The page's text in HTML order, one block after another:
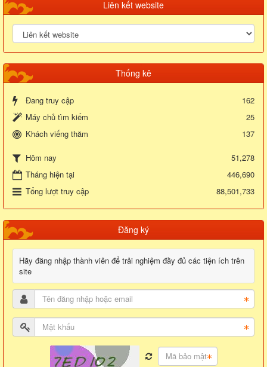
Liên kết website
Thống kê
Đang truy cập
162
Máy chủ tìm kiếm
25
Khách viếng thăm
137
Hôm nay
51,278
Tháng hiện tại
446,690
Tổng lượt truy cập
88,501,733
Đăng ký
Hãy đăng nhập thành viên để trải nghiệm đầy đủ các tiện ích trên
site